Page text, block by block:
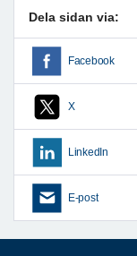
Dela sidan via:
Facebook
X
LinkedIn
E-post